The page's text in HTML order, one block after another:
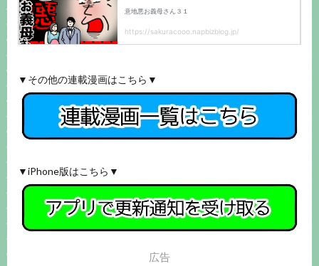
▼その他の連載漫画はこちら▼
▼iPhone版はこちら▼
広告